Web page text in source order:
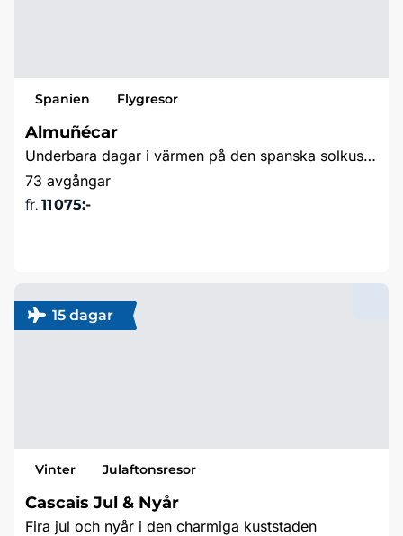
Spanien Flygresor
Almuñécar
Underbara dagar i värmen på den spanska solkusten
73 avgångar
fr. 11 075:-
15 dagar
Vinter Julaftonsresor
Cascais Jul & Nyår
Fira jul och nyår i den charmiga kuststaden